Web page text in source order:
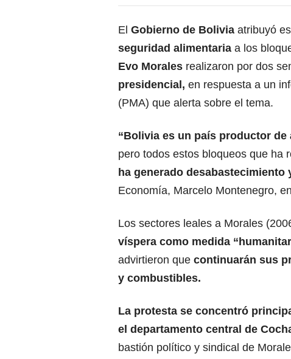
El Gobierno de Bolivia atribuyó
seguridad alimentaria a los
Evo Morales realizaron por dos
presidencial, en respuesta a un
(PMA) que alerta sobre el tema.
“Bolivia es un país productor de
pero todos estos bloqueos que ha
ha generado desabastecimiento
Economía, Marcelo Montenegro,
Los sectores leales a Morales
víspera como medida
advirtieron que continuarán sus
y combustibles.
La protesta se concentró
el departamento central de
bastión político y sindical de